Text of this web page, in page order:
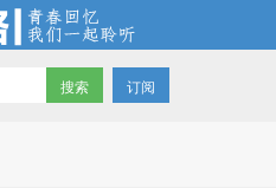
订阅